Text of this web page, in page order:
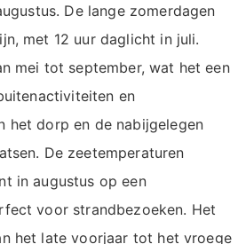
De lange zomerdagen
met 12 uur daglicht in juli.
mei tot september, wat het een
en
het dorp en de nabijgelegen
De zeetemperaturen
in augustus op een
voor strandbezoeken. Het
het late voorjaar tot het vroege